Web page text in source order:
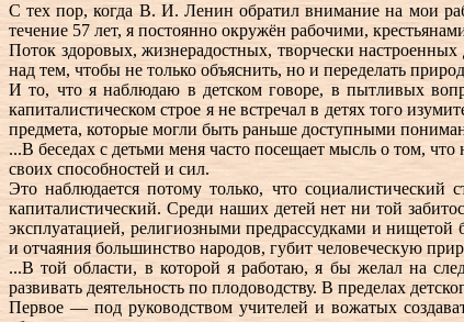
С тех пор, когда В. И. Ленин обратил внимание на мои
течение 57 лет, я постоянно окружён рабочими,
Поток здоровых, жизнерадостных, творчески
над тем, чтобы не только объяснить, но и переделать
И то, что я наблюдаю в детском говоре, в пытливых
капиталистическом строе я не встречал в детях того
предмета, которые могли быть раньше доступными
...В беседах с детьми меня часто посещает мысль о том,
своих способностей и сил.
Это наблюдается потому только, что
капиталистический. Среди наших детей нет ни той
эксплуатацией, религиозными предрассудками и
и отчаяния большинство народов, губит человеческую
...В той области, в которой я работаю, я бы желал на
развивать деятельность по плодоводству. В пределах
Первое — под руководством учителей и вожатых